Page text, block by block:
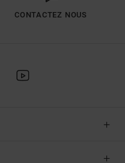
CONTACTEZ NOUS